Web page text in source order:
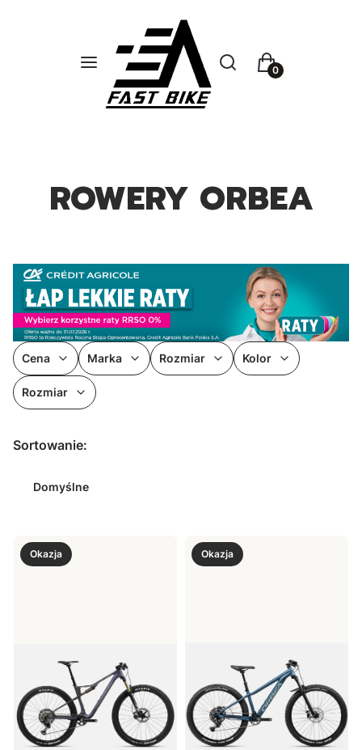
Menu Otwórz wyszukiwarkę
Szukaj Koszyk
ROWERY ORBEA
Cena Marka Rozmiar Kolor
Rozmiar
Lista produktów
Sortowanie:
Domyślne
Okazja Okazja